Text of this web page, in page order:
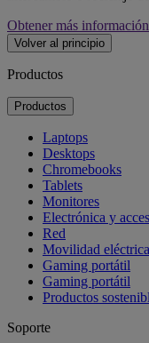
Obtener más información
Volver al principio
Productos
Productos
Laptops
Desktops
Chromebooks
Tablets
Monitores
Electrónica y
Red
Movilidad eléctrica
Gaming portátil
Gaming portátil
Productos
Soporte